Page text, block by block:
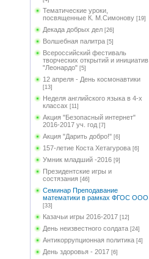
Тематические уроки,
посвященные К. М.Симонову [19]
Декада добрых дел [26]
Волшебная палитра [5]
Всероссийский фестиваль
творческих открытий и инициатив
"Леонардо" [5]
12 апреля - День космонавтики
[13]
Неделя английского языка в 4-х
классах [11]
Акция "Безопасный интернет"
2016-2017 уч. год [7]
Акция "Дарить добро!" [6]
157-летие Коста Хетагурова [6]
Умник младший -2016 [9]
Президентские игры и
состязания [46]
Семинар Преподавание
математики в рамках ФГОС ООО
[33]
Казачьи игры 2016-2017 [12]
День неизвестного солдата [24]
Антикоррупционная политика [4]
День здоровья - 2017 [6]